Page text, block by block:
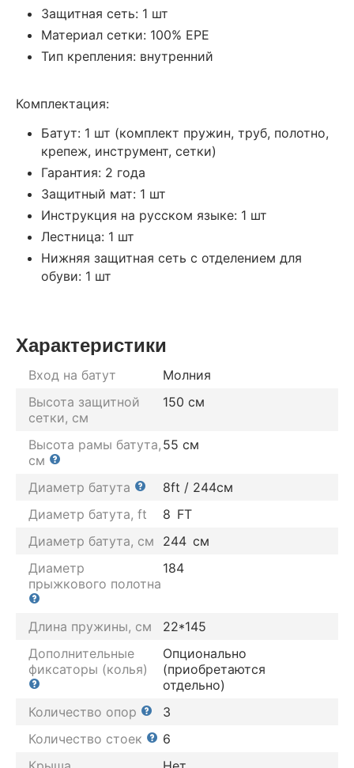
Защитная сеть: 1 шт
Материал сетки: 100% EPE
Тип крепления: внутренний
Комплектация:
Батут: 1 шт (комплект пружин, труб, полотно,
крепеж, инструмент, сетки)
Гарантия: 2 года
Защитный мат: 1 шт
Инструкция на русском языке: 1 шт
Лестница: 1 шт
Нижняя защитная сеть с отделением для
обуви: 1 шт
Характеристики
Вход на батут
Молния
Высота защитной
сетки, см
150 см
Высота рамы батута,
см
55 см
Диаметр батута
8ft / 244см
Диаметр батута, ft
8 FT
Диаметр батута, см
244 см
Диаметр
прыжкового полотна
184
Длина пружины, см
22*145
Дополнительные
фиксаторы (колья)
Опционально
(приобретаются
отдельно)
Количество опор
3
Количество стоек
6